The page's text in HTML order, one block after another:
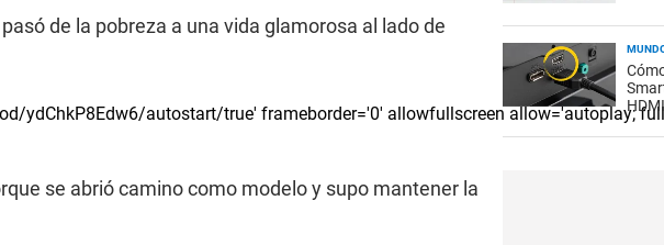
de la pobreza a una vida glamorosa al lado de
ydChkP8Edw6/autostart/true' frameborder='0' allowfullscreen allow='autoplay;
se abrió camino como modelo y supo mantener la
HDMI